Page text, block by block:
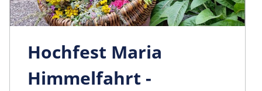
Hochfest Maria
Himmelfahrt -